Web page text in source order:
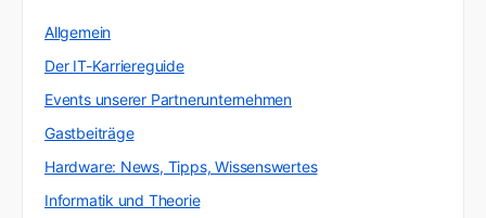
Allgemein
Der IT-Karriereguide
Events unserer Partnerunternehmen
Gastbeiträge
Hardware: News, Tipps, Wissenswertes
Informatik und Theorie